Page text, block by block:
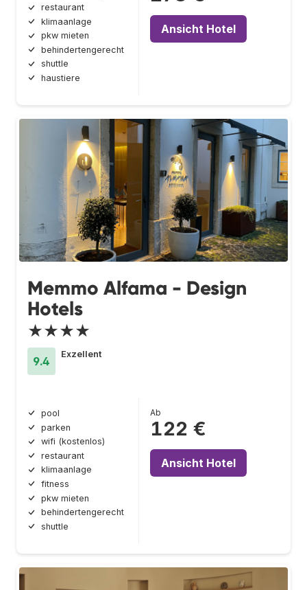
restaurant
klimaanlage
pkw mieten
behindertengerecht
shuttle
haustiere
Ansicht Hotel
Memmo Alfama - Design
Hotels
★★★★
9.4
Exzellent
pool
parken
wifi (kostenlos)
restaurant
klimaanlage
fitness
pkw mieten
behindertengerecht
shuttle
Ab
122 €
Ansicht Hotel